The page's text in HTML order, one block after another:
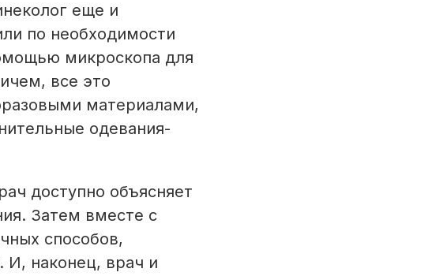
еще и
по необходимости
микроскопа для
все это
материалами,
одевания-
доступно объясняет
Затем вместе с
способов,
И, наконец, врач и